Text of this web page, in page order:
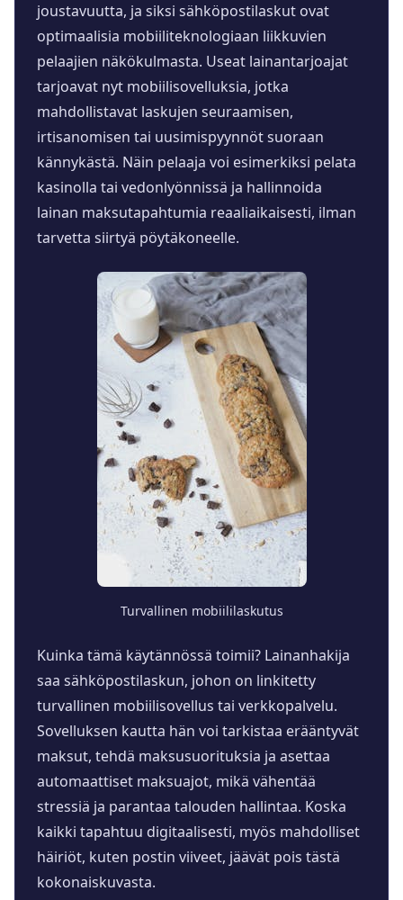
joustavuutta, ja siksi sähköpostilaskut ovat
optimaalisia mobiiliteknologiaan liikkuvien
pelaajien näkökulmasta. Useat lainantarjoajat
tarjoavat nyt mobiilisovelluksia, jotka
mahdollistavat laskujen seuraamisen,
irtisanomisen tai uusimispyynnöt suoraan
kännykästä. Näin pelaaja voi esimerkiksi pelata
kasinolla tai vedonlyönnissä ja hallinnoida
lainan maksutapahtumia reaaliaikaisesti, ilman
tarvetta siirtyä pöytäkoneelle.
Turvallinen mobiililaskutus
Kuinka tämä käytännössä toimii? Lainanhakija
saa sähköpostilaskun, johon on linkitetty
turvallinen mobiilisovellus tai verkkopalvelu.
Sovelluksen kautta hän voi tarkistaa erääntyvät
maksut, tehdä maksusuorituksia ja asettaa
automaattiset maksuajot, mikä vähentää
stressiä ja parantaa talouden hallintaa. Koska
kaikki tapahtuu digitaalisesti, myös mahdolliset
häiriöt, kuten postin viiveet, jäävät pois tästä
kokonaiskuvasta.